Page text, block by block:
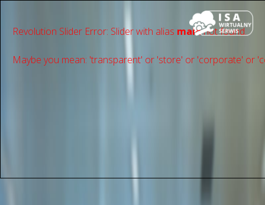
Revolution Slider Error: Slider with alias mainnot found.
Maybe you mean: 'transparent' or 'store' or 'сorporate' or